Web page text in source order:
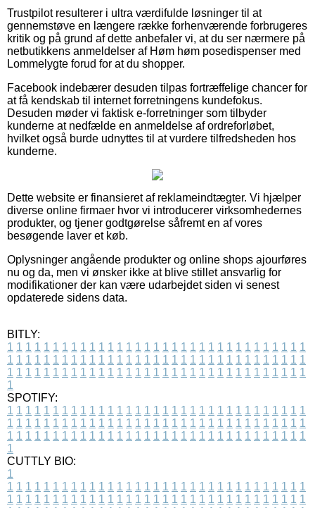
Trustpilot resulterer i ultra værdifulde løsninger til at
gennemstøve en længere række forhenværende forbrugeres
kritik og på grund af dette anbefaler vi, at du ser nærmere på
netbutikkens anmeldelser af Høm høm posedispenser med
Lommelygte forud for at du shopper.
Facebook indebærer desuden tilpas fortræffelige chancer for
at få kendskab til internet forretningens kundefokus.
Desuden møder vi faktisk e-forretninger som tilbyder
kunderne at nedfælde en anmeldelse af ordreforløbet,
hvilket også burde udnyttes til at vurdere tilfredsheden hos
kunderne.
Dette website er finansieret af reklameindtægter. Vi hjælper
diverse online firmaer hvor vi introducerer virksomhedernes
produkter, og tjener godtgørelse såfremt en af vores
besøgende laver et køb.
Oplysninger angående produkter og online shops ajourføres
nu og da, men vi ønsker ikke at blive stillet ansvarlig for
modifikationer der kan være udarbejdet siden vi senest
opdaterede sidens data.
BITLY:
1 1 1 1 1 1 1 1 1 1 1 1 1 1 1 1 1 1 1 1 1 1 1 1 1 1 1 1 1 1 1 1 1
1 1 1 1 1 1 1 1 1 1 1 1 1 1 1 1 1 1 1 1 1 1 1 1 1 1 1 1 1 1 1 1 1
1 1 1 1 1 1 1 1 1 1 1 1 1 1 1 1 1 1 1 1 1 1 1 1 1 1 1 1 1 1 1 1 1
1
SPOTIFY:
1 1 1 1 1 1 1 1 1 1 1 1 1 1 1 1 1 1 1 1 1 1 1 1 1 1 1 1 1 1 1 1 1
1 1 1 1 1 1 1 1 1 1 1 1 1 1 1 1 1 1 1 1 1 1 1 1 1 1 1 1 1 1 1 1 1
1 1 1 1 1 1 1 1 1 1 1 1 1 1 1 1 1 1 1 1 1 1 1 1 1 1 1 1 1 1 1 1 1
1
CUTTLY BIO:
1
1 1 1 1 1 1 1 1 1 1 1 1 1 1 1 1 1 1 1 1 1 1 1 1 1 1 1 1 1 1 1 1 1
1 1 1 1 1 1 1 1 1 1 1 1 1 1 1 1 1 1 1 1 1 1 1 1 1 1 1 1 1 1 1 1 1